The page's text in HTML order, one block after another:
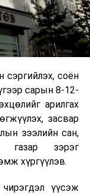
сэргийлэх, соён
сарын 8-12-
арилгах
засвар
зээлийн сан,
газар зэрэг
хүргүүлэв.
үүсэж